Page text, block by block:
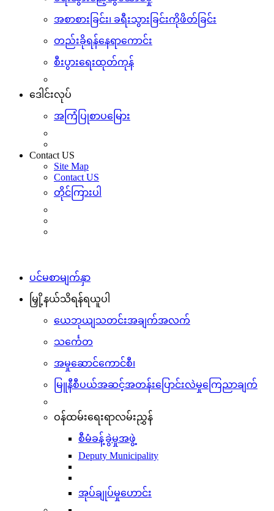
အစာစားခြင်း၊ ခရီးသွားခြင်းကိုဖိတ်ခြင်း
တည်းခိုရန်နေရာကောင်း
စီးပွားရေးထုတ်ကုန်
ဒေါင်းလုပ်
အကြံပြုစာပမြေား
Contact US
Site Map
Contact US
တိုင်ကြားပါ
ပင်မစာမျက်နှာ
မြှို့နယ်သိရန်ရယူပါ
ယေဘုယျသတင်းအချက်အလက်
သင်္ကေတ
အမှုဆောင်ကောင်စီ၊
မြူနီစီပယ်အဆင့်အတန်းပြောင်းလဲမှုကြေညာချက်
ဝန်ထမ်းရေးရာလမ်းညွှန်
စီမံခန့်ခွဲမှုအဖွဲ့
Deputy Municipality
အုပ်ချုပ်မှုဟောင်း